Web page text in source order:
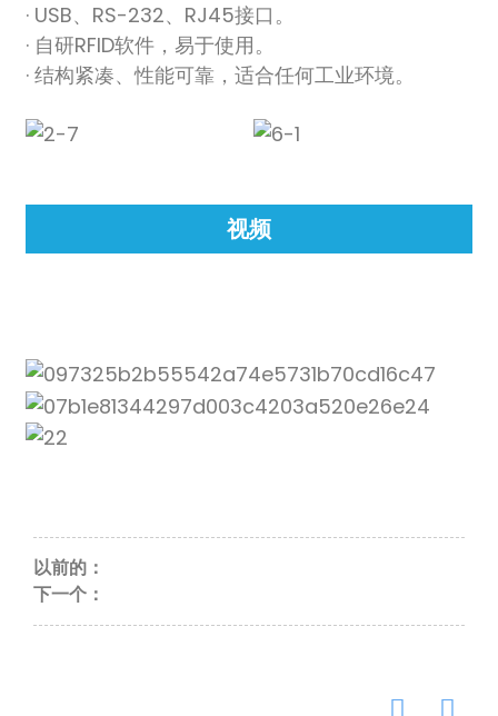
· USB、RS-232、RJ45接口。
· 自研RFID软件，易于使用。
· 结构紧凑、性能可靠，适合任何工业环境。
视频
以前的：
下一个：